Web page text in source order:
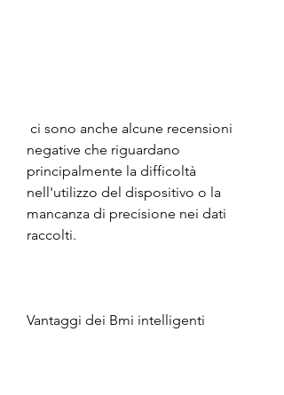
negative che riguardano
principalmente la difficoltà
nell'utilizzo del dispositivo o la
mancanza di precisione nei dati
raccolti.
Vantaggi dei Bmi intelligenti